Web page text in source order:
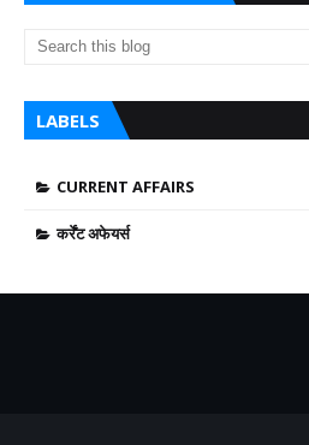
LABELS
CURRENT AFFAIRS
कर्रेंट अफेयर्स